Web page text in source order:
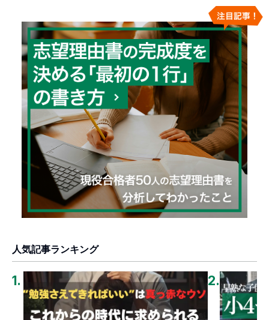
人気記事ランキング
1. 2.